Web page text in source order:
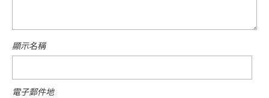
顯示名稱
電子郵件地